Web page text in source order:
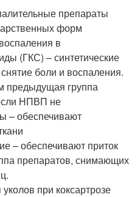
препараты
форм
в
(ГКС) – синтетические
боли и воспаления.
предыдущая группа
НПВП не
– обеспечивают
– обеспечивают приток
препаратов, снимающих
при коксартрозе